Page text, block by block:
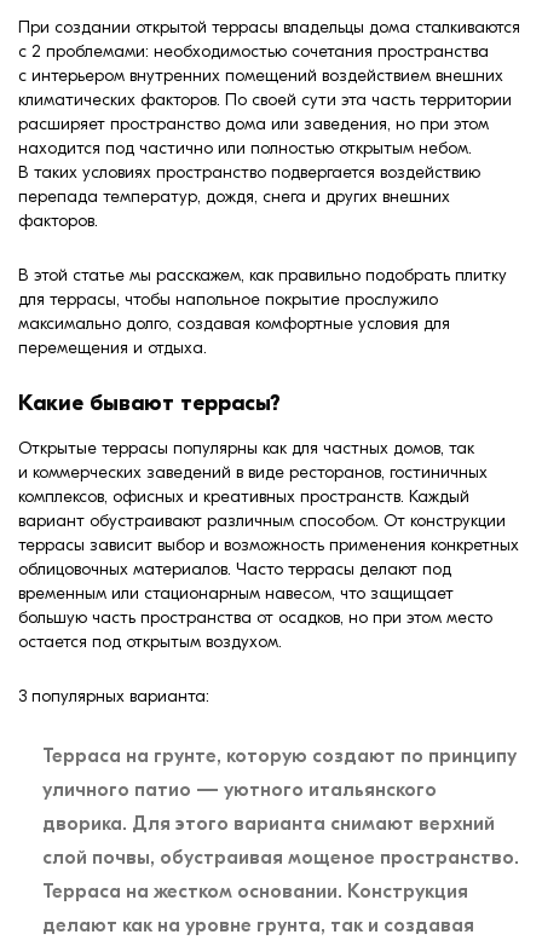
Кирпич ручной
формовки
Клинкерная плитка
Ступени, крыльцо
Строительные
смеси
При создании открытой террасы владельцы дома сталкиваются
с 2 проблемами: необходимостью сочетания пространства
с интерьером внутренних помещений воздействием внешних
климатических факторов. По своей сути эта часть территории
расширяет пространство дома или заведения, но при этом
находится под частично или полностью открытым небом.
В таких условиях пространство подвергается воздействию
перепада температур, дождя, снега и других внешних
факторов.
В этой статье мы расскажем, как правильно подобрать плитку
для террасы, чтобы напольное покрытие прослужило
максимально долго, создавая комфортные условия для
перемещения и отдыха.
Какие бывают террасы?
Открытые террасы популярны как для частных домов, так
и коммерческих заведений в виде ресторанов, гостиничных
комплексов, офисных и креативных пространств. Каждый
вариант обустраивают различным способом. От конструкции
террасы зависит выбор и возможность применения конкретных
облицовочных материалов. Часто террасы делают под
временным или стационарным навесом, что защищает
большую часть пространства от осадков, но при этом место
остается под открытым воздухом.
3 популярных варианта:
Терраса на грунте, которую создают по принципу
уличного патио — уютного итальянского
дворика. Для этого варианта снимают верхний
слой почвы, обустраивая мощеное пространство.
Терраса на жестком основании. Конструкция
делают как на уровне грунта, так и создавая